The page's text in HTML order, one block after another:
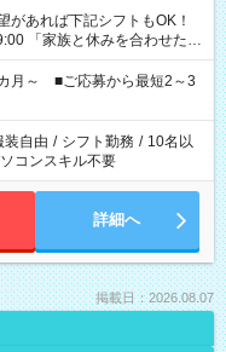
せた
たい」 「できれば残業はし
。 ※Wワーク希望
務時間と、もう1つのお仕事
える場合は応募できません。
月～ ■ご応募から最短2～3
装自由 / シフト勤務 / 10名以
コンスキル不要
詳細へ
掲載日：2026.08.07